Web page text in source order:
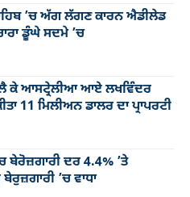
’ਚ ਅੱਗ ਲੱਗਣ ਕਾਰਨ ਐਡੀਲੇਡ
ਡੂੰਘੇ ਸਦਮੇ ’ਚ
ਲੈ ਕੇ ਆਸਟ੍ਰੇਲੀਆ ਆਏ ਲਖਵਿੰਦਰ
11 ਮਿਲੀਅਨ ਡਾਲਰ ਦਾ ਪ੍ਰਾਪਰਟੀ
ਬੇਰੋਜ਼ਗਾਰੀ ਦਰ 4.4% ’ਤੇ
’ਚ ਵਾਧਾ